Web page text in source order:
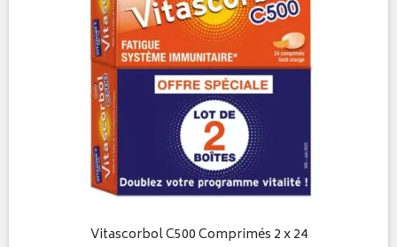
Vitascorbol C500 Comprimés 2 x 24